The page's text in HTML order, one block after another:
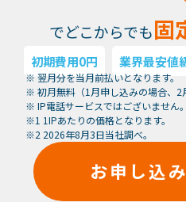
でどこからでも固
初期費用0円 業界最安値
※ 翌月分を当月前払いとなります。
※ 初月無料（1月申し込みの場合、2
※ IP電話サービスではございません。
※1 1IPあたりの価格となります。
※2 2026年8月3日当社調べ。
お申し込